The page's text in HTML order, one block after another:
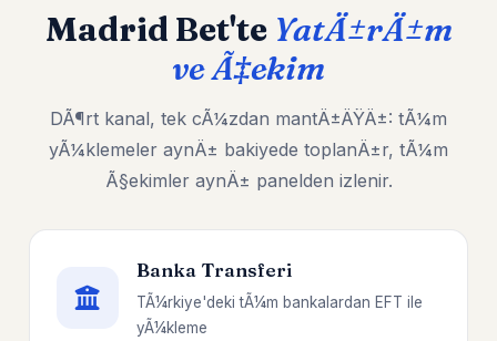
Madrid Bet'te YatÄ±rÄ±m
ve Ã‡ekim
DÃ¶rt kanal, tek cÃ¼zdan mantÄ±ÄŸÄ±: tÃ¼m
yÃ¼klemeler aynÄ± bakiyede toplanÄ±r, tÃ¼m
Ã§ekimler aynÄ± panelden izlenir.
Banka Transferi
TÃ¼rkiye'deki tÃ¼m bankalardan EFT ile
yÃ¼kleme